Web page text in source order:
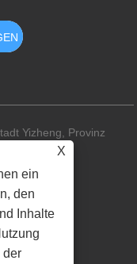
Yizheng, Provinz
X
ein
den
Inhalte
der